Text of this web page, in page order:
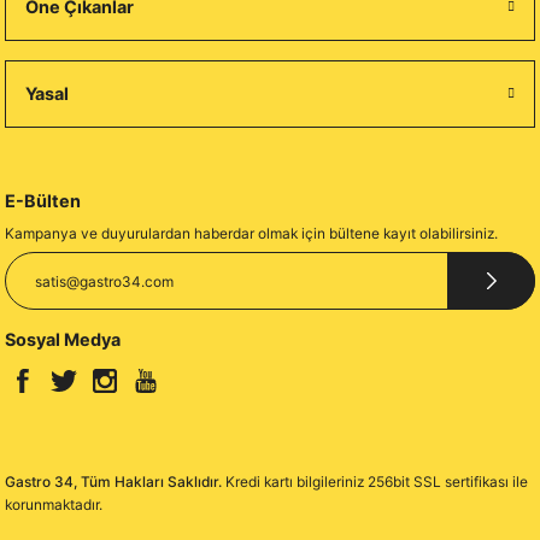
Öne Çıkanlar
Yasal
E-Bülten
Kampanya ve duyurulardan haberdar olmak için bültene kayıt olabilirsiniz.
Sosyal Medya
Gastro 34, Tüm Hakları Saklıdır. Kredi kartı bilgileriniz 256bit SSL sertifikası ile
korunmaktadır.